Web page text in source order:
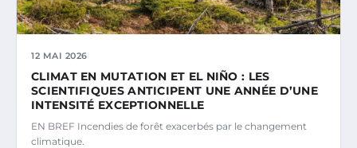
12 MAI 2026
CLIMAT EN MUTATION ET EL NIÑO : LES
SCIENTIFIQUES ANTICIPENT UNE ANNÉE D’UNE
INTENSITÉ EXCEPTIONNELLE
EN BREF Incendies de forêt exacerbés par le changement
climatique.